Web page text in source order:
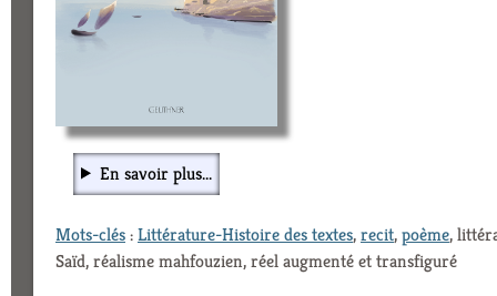
En savoir plus...
Mots-clés:Littérature-Histoire des textes,recit,poème,
Saïd, réalisme mahfouzien, réel augmenté et transfiguré